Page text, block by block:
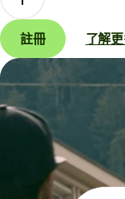
註冊 了解